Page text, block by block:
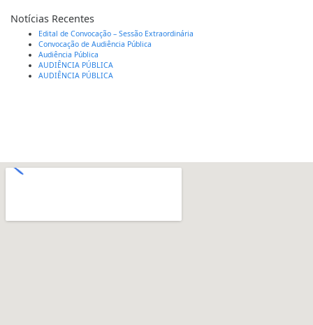
Notícias Recentes
Edital de Convocação – Sessão Extraordinária
Convocação de Audiência Pública
Audiência Pública
AUDIÊNCIA PÚBLICA
AUDIÊNCIA PÚBLICA